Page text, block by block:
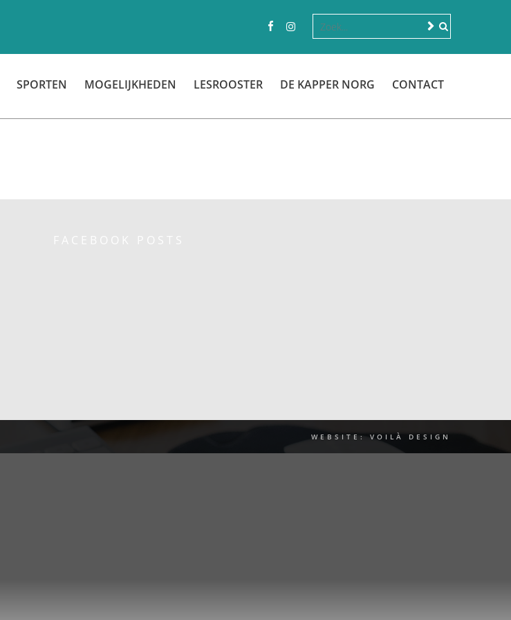
SPORTEN MOGELIJKHEDEN LESROOSTER DE KAPPER NORG CONTACT
FACEBOOK POSTS
WEBSITE: VOILÀ DESIGN